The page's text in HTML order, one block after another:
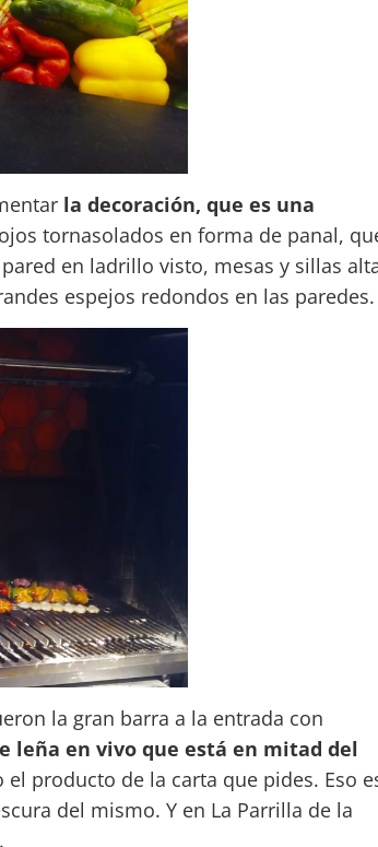
la decoración, que es una
tornasolados en forma de panal,
en ladrillo visto, mesas y sillas
espejos redondos en las paredes.
la gran barra a la entrada con
leña en vivo que está en mitad del
producto de la carta que pides. Eso
del mismo. Y en La Parrilla de la